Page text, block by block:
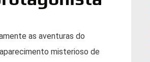
as aventuras do
misterioso de